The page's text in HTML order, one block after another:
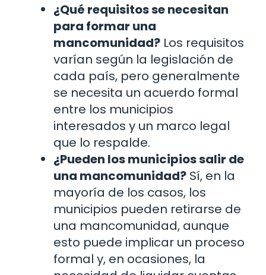
¿Qué requisitos se necesitan
para formar una
mancomunidad? Los requisitos
varían según la legislación de
cada país, pero generalmente
se necesita un acuerdo formal
entre los municipios
interesados y un marco legal
que lo respalde.
¿Pueden los municipios salir de
una mancomunidad? Sí, en la
mayoría de los casos, los
municipios pueden retirarse de
una mancomunidad, aunque
esto puede implicar un proceso
formal y, en ocasiones, la